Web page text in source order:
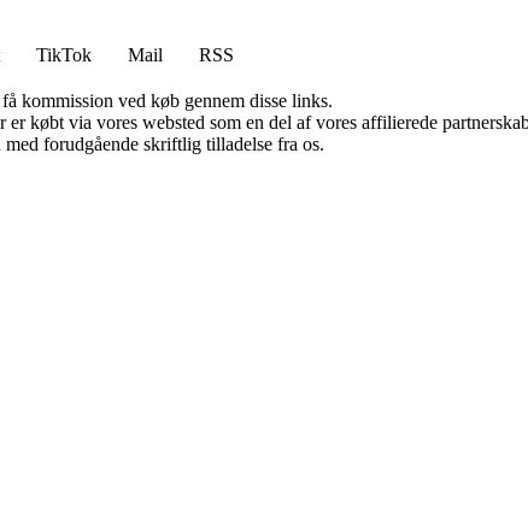
TikTok Mail
RSS
kommission ved køb gennem disse links.
købt via vores websted som en del af vores affilierede
med forudgående skriftlig tilladelse fra os.